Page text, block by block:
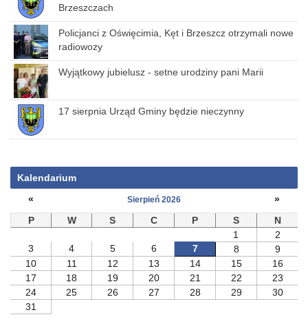
Brzeszczach
Policjanci z Oświęcimia, Kęt i Brzeszcz otrzymali nowe
radiowozy
Wyjątkowy jubielusz - setne urodziny pani Marii
17 sierpnia Urząd Gminy będzie nieczynny
Kalendarium
«
Sierpień 2026
»
P
W S C P S
N
1
2
3
4 5 6 7 8
9
10
11 12 13 14 15
16
17
18 19 20 21 22
23
24
25 26 27 28 29
30
31